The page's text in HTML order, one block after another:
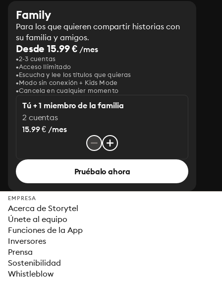
Family
Para los que quieren compartir historias con
su familia y amigos.
Desde 15.99 € /mes
2-3 cuentas
Acceso Ilimitado
Escucha y lee los títulos que quieras
Modo sin conexión + Kids Mode
Cancela en cualquier momento
Tú + 1 miembro de la familia
2 cuentas
15.99 € /mes
Pruébalo ahora
EMPRESA
Acerca de Storytel
Únete al equipo
Funciones de la App
Inversores
Prensa
Sostenibilidad
Whistleblow